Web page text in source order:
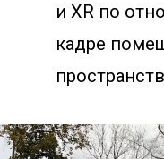
и XR по
кадре